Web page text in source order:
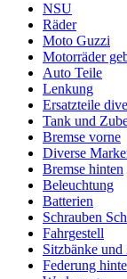
NSU
Räder
Moto Guzzi
Motorräder
Auto Teile
Lenkung
Ersatzteile
Tank und
Bremse vorne
Diverse
Bremse hinten
Beleuchtung
Batterien
Schrauben
Fahrgestell
Sitzbänke und
Federung